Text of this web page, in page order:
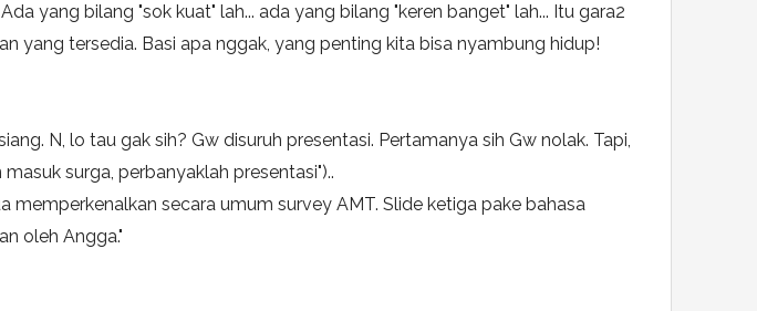
yang bilang "sok kuat" lah... ada yang bilang "keren banget" lah... Itu gara2
yang tersedia. Basi apa nggak, yang penting kita bisa nyambung hidup!
N, lo tau gak sih? Gw disuruh presentasi. Pertamanya sih Gw nolak. Tapi,
surga, perbanyaklah presentasi")..
secara umum survey AMT. Slide ketiga pake bahasa
oleh Angga."